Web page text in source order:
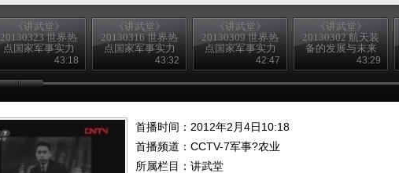
《讲武堂》
20130323 世界热
点国家军事实力
扫描之三崛起的
印度军力
43:18
《讲武堂》
20130316 世界热
点国家军事实力
扫描之二 躁动的
日本军力
43:32
《讲武堂》
20130309 世界热
点国家军事实力
扫描之一潜在的
韩国军力
42:47
《讲武堂》
20130302 航天装
备的发展与未来
43:29
首播时间：2012年2月4日10:18
首播频道： CCTV-7军事?农业
所属栏目： 讲武堂